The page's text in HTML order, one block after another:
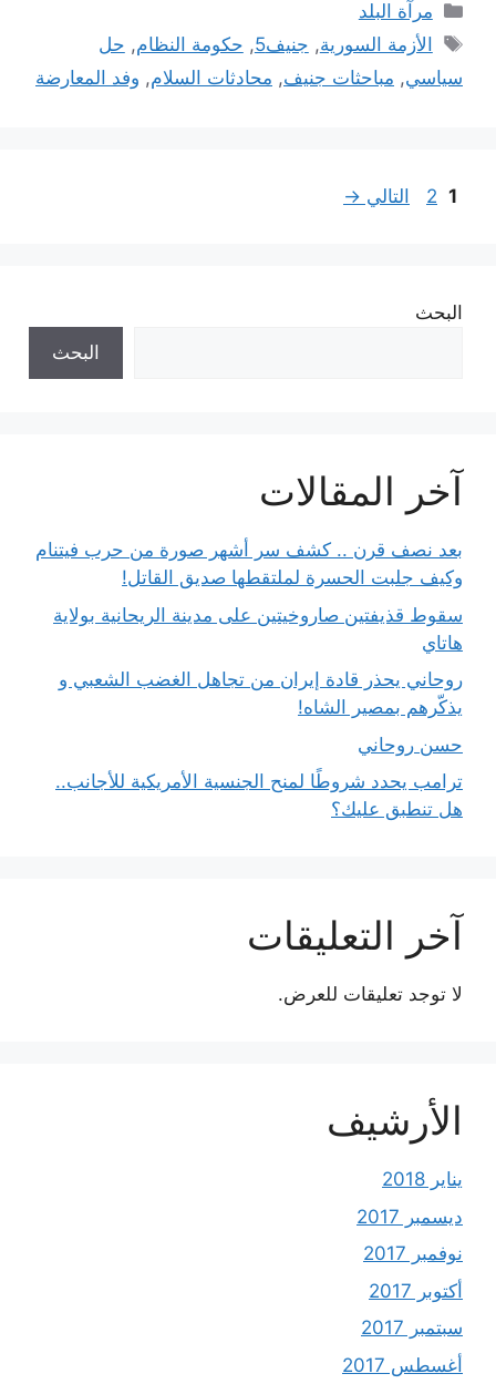
التصنيفات
مرآة البلد
الوسوم
الأزمة السورية, جنيف5 , حكومة النظام, حل
سياسي, مباحثات جنيف, محادثات السلام, وفد المعارضة
Page
1
Page
2 التالي →
البحث
البحث
آخر المقالات
بعد نصف قرن .. كشف سر أشهر صورة من حرب فيتنام
وكيف جلبت الحسرة لملتقطها صديق القاتل!
سقوط قذيفتين صاروخيتين على مدينة الريحانية بولاية
هاتاي
روحاني يحذر قادة إيران من تجاهل الغضب الشعبي و
يذكّرهم بمصير الشاه!
حسن روحاني
ترامب يحدد شروطًا لمنح الجنسية الأمريكية للأجانب..
هل تنطبق عليك؟
آخر التعليقات
لا توجد تعليقات للعرض.
الأرشيف
يناير 2018
ديسمبر 2017
نوفمبر 2017
أكتوبر 2017
سبتمبر 2017
أغسطس 2017